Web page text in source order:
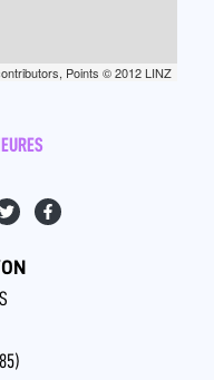
Points © 2012 LINZ